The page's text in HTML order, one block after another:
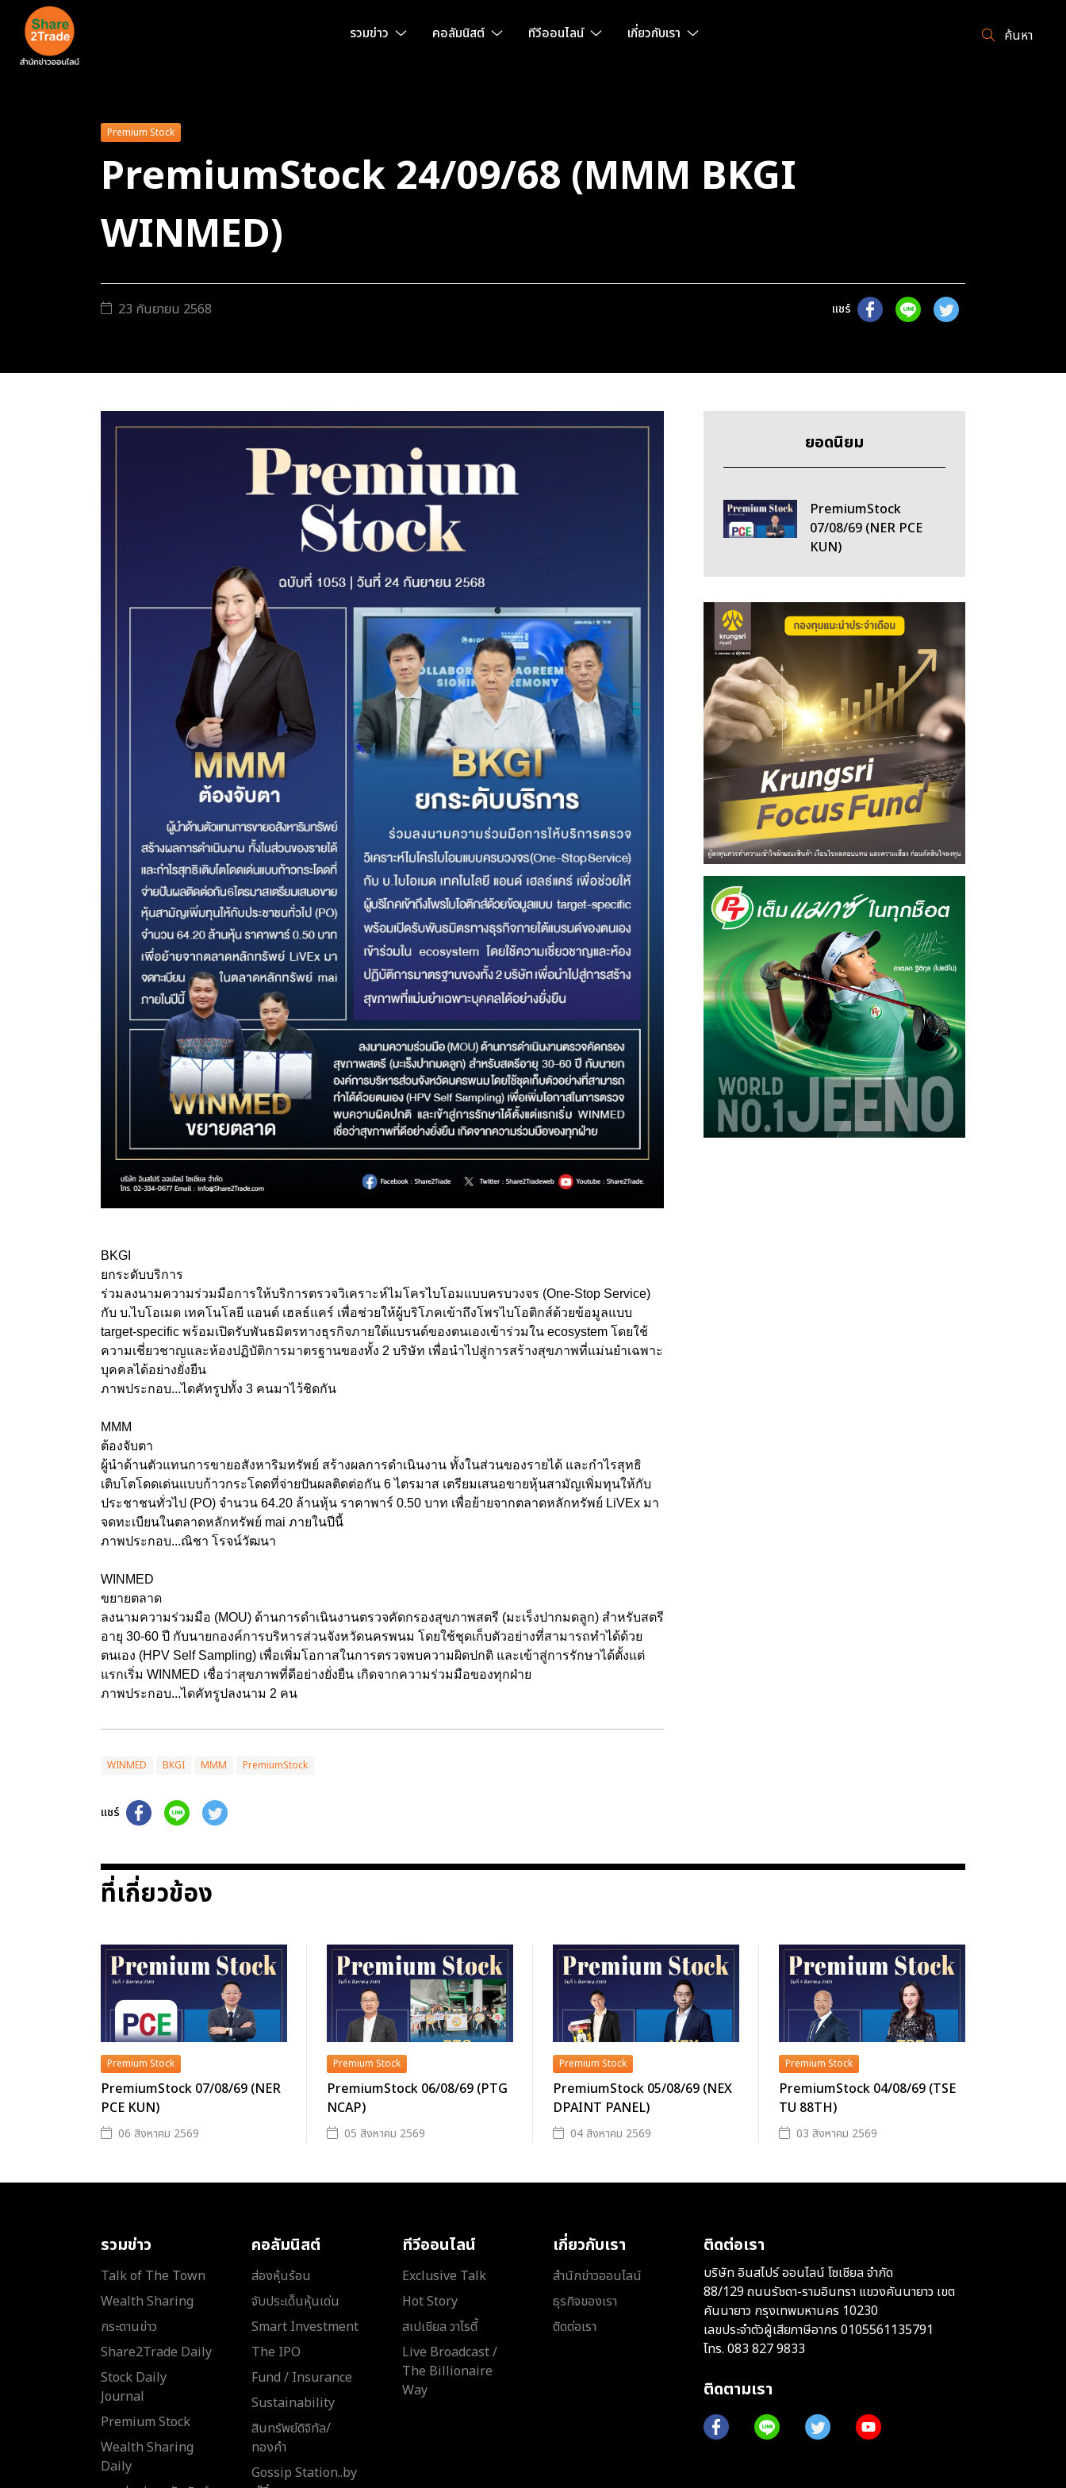
รวมข่าว คอลัมนิสต์ ทีวีออนไลน์ เกี่ยวกับเรา ค้นหา
Premium Stock
PremiumStock 24/09/68 (MMM BKGI
WINMED)
23 กันยายน 2568 แชร์
BKGI
ยกระดับบริการ
ร่วมลงนามความร่วมมือการให้บริการตรวจวิเคราะห์ไมโครไบโอมแบบครบวงจร (One-Stop Service)
กับ บ.ไบโอเมด เทคโนโลยี แอนด์ เฮลธ์แคร์ เพื่อช่วยให้ผู้บริโภคเข้าถึงโพรไบโอติกส์ด้วยข้อมูลแบบ
target-specific พร้อมเปิดรับพันธมิตรทางธุรกิจภายใต้แบรนด์ของตนเองเข้าร่วมใน ecosystem โดยใช้
ความเชี่ยวชาญและห้องปฏิบัติการมาตรฐานของทั้ง 2 บริษัท เพื่อนำไปสู่การสร้างสุขภาพที่แม่นยำเฉพาะ
บุคคลได้อย่างยั่งยืน
ภาพประกอบ...ไดคัทรูปทั้ง 3 คนมาไว้ชิดกัน
MMM
ต้องจับตา
ผู้นำด้านตัวแทนการขายอสังหาริมทรัพย์ สร้างผลการดำเนินงาน ทั้งในส่วนของรายได้ และกำไรสุทธิ
เติบโตโดดเด่นแบบก้าวกระโดดที่จ่ายปันผลติดต่อกัน 6 ไตรมาส เตรียมเสนอขายหุ้นสามัญเพิ่มทุนให้กับ
ประชาชนทั่วไป (PO) จำนวน 64.20 ล้านหุ้น ราคาพาร์ 0.50 บาท เพื่อย้ายจากตลาดหลักทรัพย์ LiVEx มา
จดทะเบียนในตลาดหลักทรัพย์ mai ภายในปีนี้
ภาพประกอบ...ณิชา โรจน์วัฒนา
WINMED
ขยายตลาด
ลงนามความร่วมมือ (MOU) ด้านการดำเนินงานตรวจคัดกรองสุขภาพสตรี (มะเร็งปากมดลูก) สำหรับสตรี
อายุ 30-60 ปี กับนายกองค์การบริหารส่วนจังหวัดนครพนม โดยใช้ชุดเก็บตัวอย่างที่สามารถทำได้ด้วย
ตนเอง (HPV Self Sampling) เพื่อเพิ่มโอกาสในการตรวจพบความผิดปกติ และเข้าสู่การรักษาได้ตั้งแต่
แรกเริ่ม WINMED เชื่อว่าสุขภาพที่ดีอย่างยั่งยืน เกิดจากความร่วมมือของทุกฝ่าย
ภาพประกอบ...ไดคัทรูปลงนาม 2 คน
WINMED BKGI MMM PremiumStock
แชร์
ยอดนิยม
PremiumStock
07/08/69 (NER PCE
KUN)
ที่เกี่ยวข้อง
Premium Stock
PremiumStock 07/08/69 (NER
PCE KUN)
06 สิงหาคม 2569
Premium Stock
PremiumStock 06/08/69 (PTG
NCAP)
05 สิงหาคม 2569
Premium Stock
PremiumStock 05/08/69 (NEX
DPAINT PANEL)
04 สิงหาคม 2569
Premium Stock
PremiumStock 04/08/69 (TSE
TU 88TH)
03 สิงหาคม 2569
รวมข่าว
Talk of The Town
Wealth Sharing
กระดานข่าว
Share2Trade Daily
Stock Daily
Journal
Premium Stock
Wealth Sharing
Daily
คอลัมนิสต์
ส่องหุ้นร้อน
จับประเด็นหุ้นเด่น
Smart Investment
The IPO
Fund / Insurance
Sustainability
สินทรัพย์ดิจิทัล/
ทองคำ
Gossip Station..by
ทีวีออนไลน์
Exclusive Talk
Hot Story
สเปเชียล วาไรตี้
Live Broadcast /
The Billionaire
Way
เกี่ยวกับเรา
สำนักข่าวออนไลน์
ธุรกิจของเรา
ติดต่อเรา
ติดต่อเรา
บริษัท อินสไปร์ ออนไลน์ โซเชียล จำกัด
88/129 ถนนรัชดา-รามอินทรา แขวงคันนายาว เขต
คันนายาว กรุงเทพมหานคร 10230
เลขประจำตัวผู้เสียภาษีอากร 0105561135791
โทร. 083 827 9833
ติดตามเรา